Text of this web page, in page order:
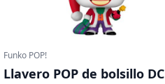
Funko POP!
Llavero POP de bolsillo DC